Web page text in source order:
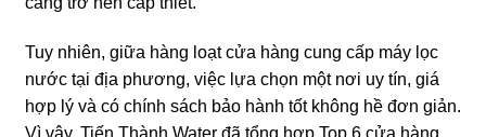
Tuy nhiên, giữa hàng loạt cửa hàng cung cấp máy lọc
nước tại địa phương, việc lựa chọn một nơi uy tín, giá
hợp lý và có chính sách bảo hành tốt không hề đơn giản.
Vì vậy, Tiến Thành Water đã tổng hợp Top 6 cửa hàng